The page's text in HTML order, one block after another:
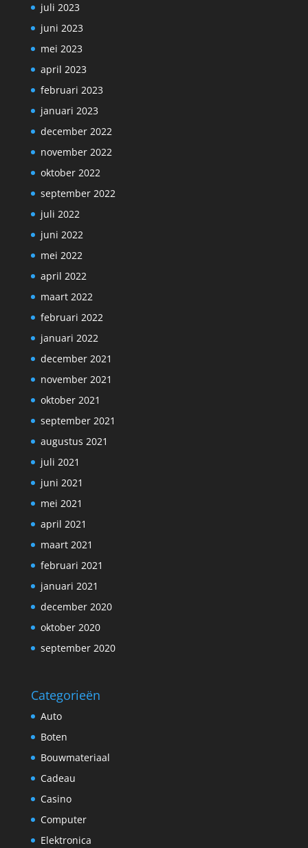
juli 2023
juni 2023
mei 2023
april 2023
februari 2023
januari 2023
december 2022
november 2022
oktober 2022
september 2022
juli 2022
juni 2022
mei 2022
april 2022
maart 2022
februari 2022
januari 2022
december 2021
november 2021
oktober 2021
september 2021
augustus 2021
juli 2021
juni 2021
mei 2021
april 2021
maart 2021
februari 2021
januari 2021
december 2020
oktober 2020
september 2020
Categorieën
Auto
Boten
Bouwmateriaal
Cadeau
Casino
Computer
Elektronica